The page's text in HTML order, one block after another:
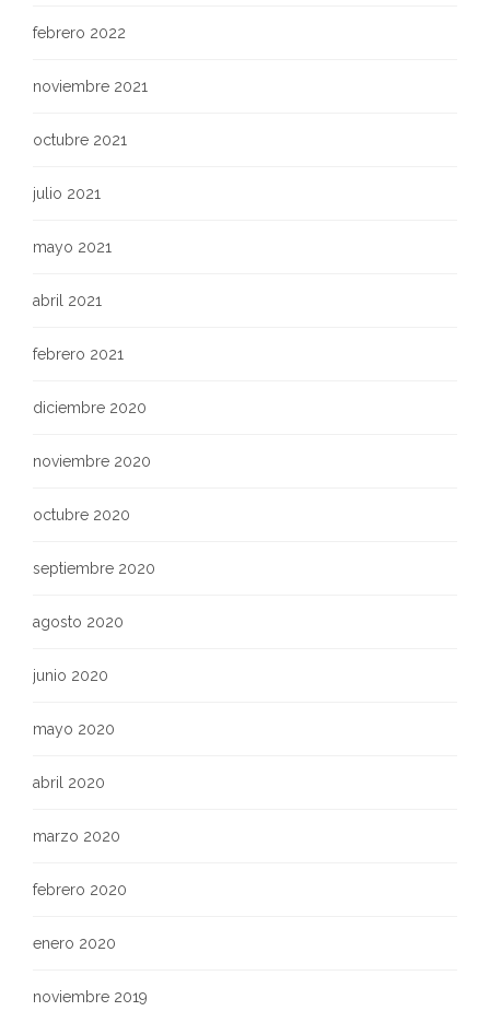
febrero 2022
noviembre 2021
octubre 2021
julio 2021
mayo 2021
abril 2021
febrero 2021
diciembre 2020
noviembre 2020
octubre 2020
septiembre 2020
agosto 2020
junio 2020
mayo 2020
abril 2020
marzo 2020
febrero 2020
enero 2020
noviembre 2019